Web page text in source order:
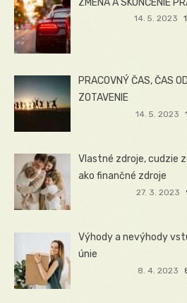
14. 5. 2023
PRACOVNÝ ČAS, ČAS
ZOTAVENIE
14. 5. 2023
Vlastné zdroje, cudzie
ako finančné zdroje
27. 3. 2023
Výhody a nevýhody
únie
8. 4. 2023